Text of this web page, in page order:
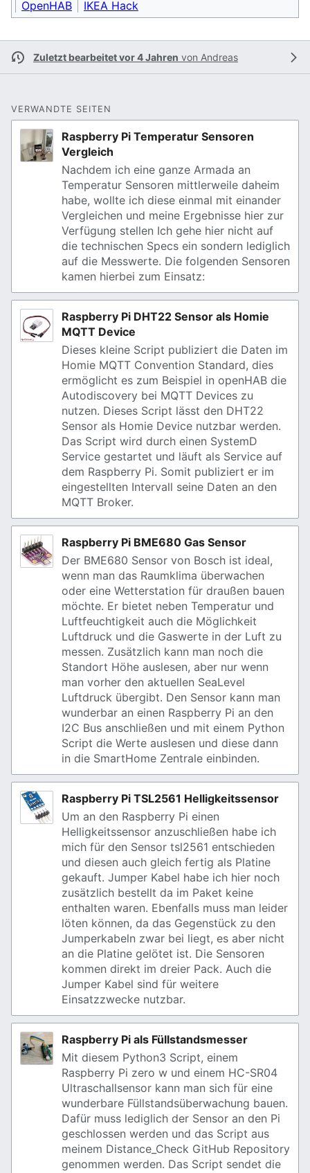
OpenHAB IKEA Hack
Zuletzt bearbeitet vor 4 Jahren von Andreas
VERWANDTE SEITEN
Raspberry Pi Temperatur Sensoren
Vergleich
Nachdem ich eine ganze Armada an
Temperatur Sensoren mittlerweile daheim
habe, wollte ich diese einmal mit einander
Vergleichen und meine Ergebnisse hier zur
Verfügung stellen Ich gehe hier nicht auf
die technischen Specs ein sondern lediglich
auf die Messwerte. Die folgenden Sensoren
kamen hierbei zum Einsatz:
Raspberry Pi DHT22 Sensor als Homie
MQTT Device
Dieses kleine Script publiziert die Daten im
Homie MQTT Convention Standard, dies
ermöglicht es zum Beispiel in openHAB die
Autodiscovery bei MQTT Devices zu
nutzen. Dieses Script lässt den DHT22
Sensor als Homie Device nutzbar werden.
Das Script wird durch einen SystemD
Service gestartet und läuft als Service auf
dem Raspberry Pi. Somit publiziert er im
eingestellten Intervall seine Daten an den
MQTT Broker.
Raspberry Pi BME680 Gas Sensor
Der BME680 Sensor von Bosch ist ideal,
wenn man das Raumklima überwachen
oder eine Wetterstation für draußen bauen
möchte. Er bietet neben Temperatur und
Luftfeuchtigkeit auch die Möglichkeit
Luftdruck und die Gaswerte in der Luft zu
messen. Zusätzlich kann man noch die
Standort Höhe auslesen, aber nur wenn
man vorher den aktuellen SeaLevel
Luftdruck übergibt. Den Sensor kann man
wunderbar an einen Raspberry Pi an den
I2C Bus anschließen und mit einem Python
Script die Werte auslesen und diese dann
in die SmartHome Zentrale einbinden.
Raspberry Pi TSL2561 Helligkeitssensor
Um an den Raspberry Pi einen
Helligkeitssensor anzuschließen habe ich
mich für den Sensor tsl2561 entschieden
und diesen auch gleich fertig als Platine
gekauft. Jumper Kabel habe ich hier noch
zusätzlich bestellt da im Paket keine
enthalten waren. Ebenfalls muss man leider
löten können, da das Gegenstück zu den
Jumperkabeln zwar bei liegt, es aber nicht
an die Platine gelötet ist. Die Sensoren
kommen direkt im dreier Pack. Auch die
Jumper Kabel sind für weitere
Einsatzzwecke nutzbar.
Raspberry Pi als Füllstandsmesser
Mit diesem Python3 Script, einem
Raspberry Pi zero w und einem HC-SR04
Ultraschallsensor kann man sich für eine
wunderbare Füllstandsüberwachung bauen.
Dafür muss lediglich der Sensor an den Pi
geschlossen werden und das Script aus
meinem Distance_Check GitHub Repository
genommen werden. Das Script sendet die